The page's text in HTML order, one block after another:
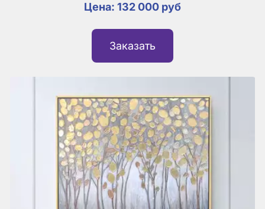
Цена: 132 000 руб
Заказать